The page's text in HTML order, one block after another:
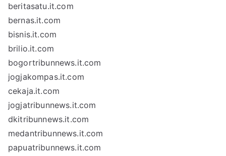
beritasatu.it.com
bernas.it.com
bisnis.it.com
brilio.it.com
bogortribunnews.it.com
jogjakompas.it.com
cekaja.it.com
jogjatribunnews.it.com
dkitribunnews.it.com
medantribunnews.it.com
papuatribunnews.it.com